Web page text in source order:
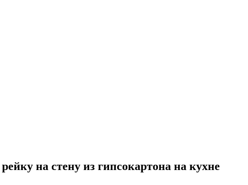
на стену из гипсокартона на кухне